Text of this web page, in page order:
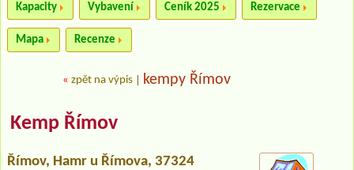
Kapacity Vybavení Ceník 2025 Rezervace
Mapa Recenze
« zpět na výpis kempy Římov
Kemp Římov
Římov, Hamr u Římova, 37324